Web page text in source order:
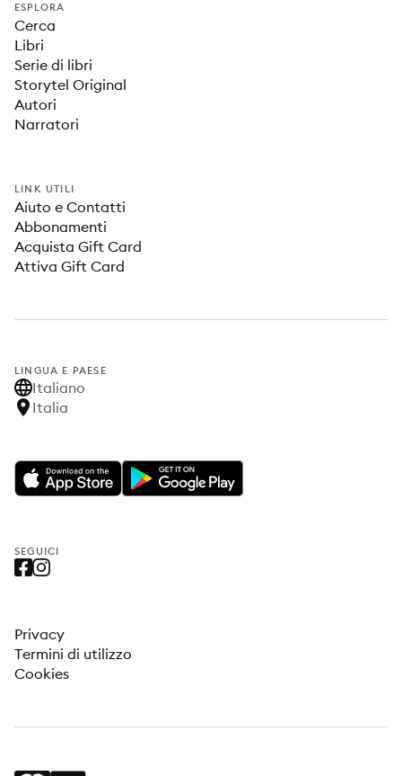
ESPLORA
Cerca
Libri
Serie di libri
Storytel Original
Autori
Narratori
LINK UTILI
Aiuto e Contatti
Abbonamenti
Acquista Gift Card
Attiva Gift Card
LINGUA E PAESE
Italiano
Italia
SEGUICI
Privacy
Termini di utilizzo
Cookies